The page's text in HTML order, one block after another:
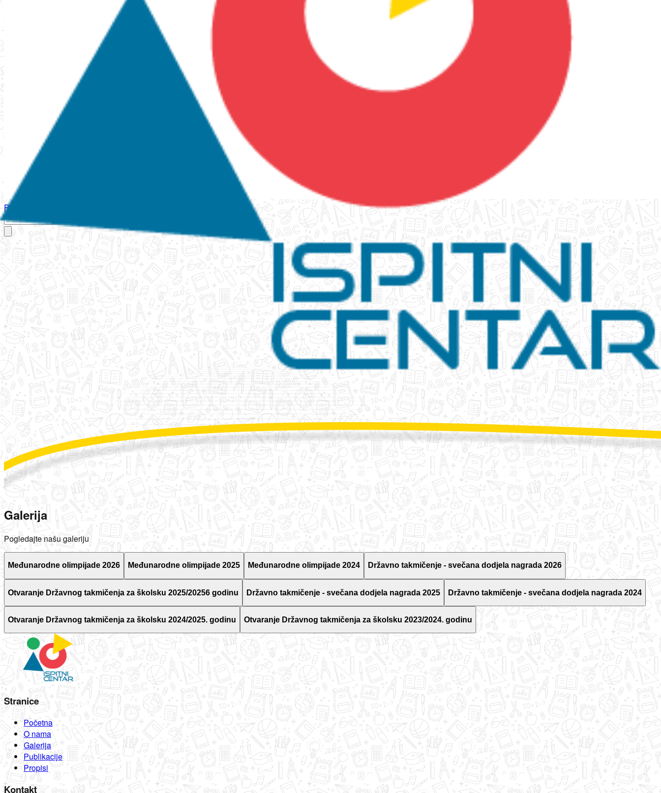
Početna
Galerija
Pogledajte našu galeriju
Međunarodne olimpijade 2026 Međunarodne olimpijade 2025 Međunarodne olimpijade 2024 Državno takmičenje - svečana dodjela nagrada 2026
Otvaranje Državnog takmičenja za školsku 2025/20256 godinu Državno takmičenje - svečana dodjela nagrada 2025 Državno takmičenje - svečana dodjela nagrada 2024
Otvaranje Državnog takmičenja za školsku 2024/2025. godinu Otvaranje Državnog takmičenja za školsku 2023/2024. godinu
Stranice
Početna
O nama
Galerija
Publikacije
Propisi
Kontakt